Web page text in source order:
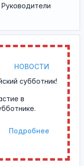
Руководители
НОВОСТИ
субботник!
в
Подробнее